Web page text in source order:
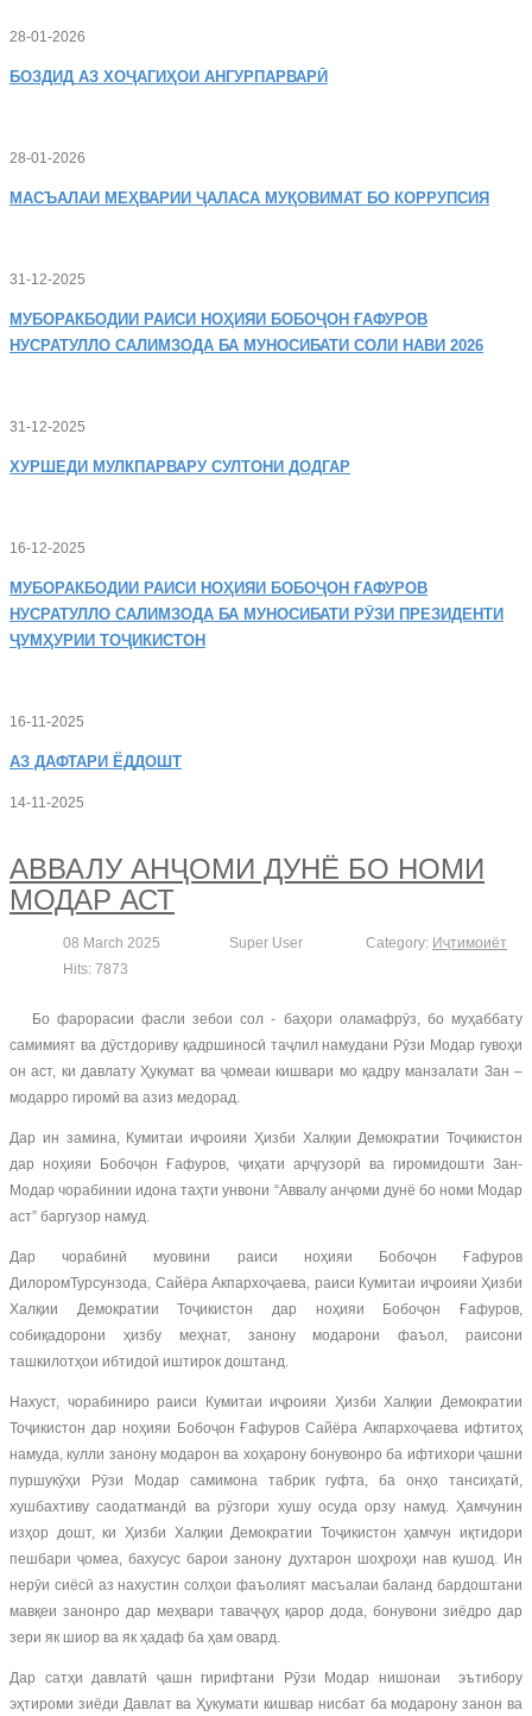
28-01-2026
БОЗДИД АЗ ХОҶАГИҲОИ АНГУРПАРВАРӢ
28-01-2026
МАСЪАЛАИ МЕҲВАРИИ ҶАЛАСА МУҚОВИМАТ БО КОРРУПСИЯ
31-12-2025
МУБОРАКБОДИИ РАИСИ НОҲИЯИ БОБОҶОН ҒАФУРОВ
НУСРАТУЛЛО САЛИМЗОДА БА МУНОСИБАТИ СОЛИ НАВИ 2026
31-12-2025
ХУРШЕДИ МУЛКПАРВАРУ СУЛТОНИ ДОДГАР
16-12-2025
МУБОРАКБОДИИ РАИСИ НОҲИЯИ БОБОҶОН ҒАФУРОВ
НУСРАТУЛЛО САЛИМЗОДА БА МУНОСИБАТИ РӮЗИ ПРЕЗИДЕНТИ
ҶУМҲУРИИ ТОҶИКИСТОН
16-11-2025
АЗ ДАФТАРИ ЁДДОШТ
14-11-2025
АВВАЛУ АНҶОМИ ДУНЁ БО НОМИ
МОДАР АСТ
08 March 2025 Super User Category: Иҷтимоиёт
Hits: 7873
Бо фарорасии фасли зебои сол - баҳори оламафрӯз, бо муҳаббату
самимият ва дӯстдориву қадршиносӣ таҷлил намудани Рӯзи Модар гувоҳи
он аст, ки давлату Ҳукумат ва ҷомеаи кишвари мо қадру манзалати Зан –
модарро гиромӣ ва азиз медорад.
Дар ин замина, Кумитаи иҷроияи Ҳизби Халқии Демократии Тоҷикистон
дар ноҳияи Бобоҷон Ғафуров, ҷиҳати арҷгузорӣ ва гиромидошти Зан-
Модар чорабинии идона таҳти унвони “Аввалу анҷоми дунё бо номи Модар
аст” баргузор намуд.
Дар чорабинӣ муовини раиси ноҳияи Бобоҷон Ғафуров
ДилоромТурсунзода, Сайёра Акпархоҷаева, раиси Кумитаи иҷроияи Ҳизби
Халқии Демократии Тоҷикистон дар ноҳияи Бобоҷон Ғафуров,
собиқадорони ҳизбу меҳнат, занону модарони фаъол, раисони
ташкилотҳои ибтидоӣ иштирок доштанд.
Нахуст, чорабиниро раиси Кумитаи иҷроияи Ҳизби Халқии Демократии
Тоҷикистон дар ноҳияи Бобоҷон Ғафуров Сайёра Акпархоҷаева ифтитоҳ
намуда, кулли занону модарон ва хоҳарону бонувонро ба ифтихори ҷашни
пуршукӯҳи Рӯзи Модар самимона табрик гуфта, ба онҳо тансиҳатӣ,
хушбахтиву саодатмандӣ ва рӯзгори хушу осуда орзу намуд. Ҳамчунин
изҳор дошт, ки Ҳизби Халқии Демократии Тоҷикистон ҳамчун иқтидори
пешбари ҷомеа, бахусус барои занону духтарон шоҳроҳи нав кушод. Ин
нерӯи сиёсӣ аз нахустин солҳои фаъолият масъалаи баланд бардоштани
мавқеи занонро дар меҳвари таваҷҷуҳ қарор дода, бонувони зиёдро дар
зери як шиор ва як ҳадаф ба ҳам овард.
Дар сатҳи давлатӣ ҷашн гирифтани Рӯзи Модар нишонаи ­ эътибору
эҳтироми зиёди Давлат ва Ҳукумати кишвар нисбат ба модарону занон ва